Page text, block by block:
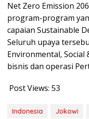
Net Zero Emission
program-program
capaian Sustainable
Seluruh upaya
Environmental, Social
bisnis dan operasi
Post Views: 53
Indonesia Jokowi